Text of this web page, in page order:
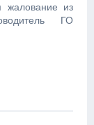
жалование из
ГО